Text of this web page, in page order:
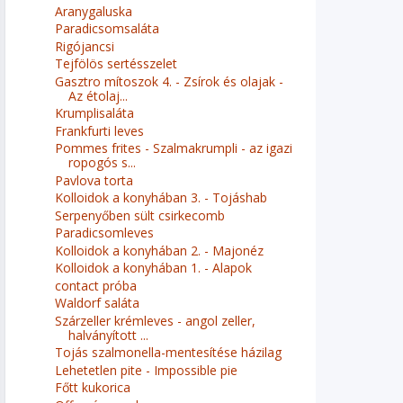
Aranygaluska
Paradicsomsaláta
Rigójancsi
Tejfölös sertésszelet
Gasztro mítoszok 4. - Zsírok és olajak -
Az étolaj...
Krumplisaláta
Frankfurti leves
Pommes frites - Szalmakrumpli - az igazi
ropogós s...
Pavlova torta
Kolloidok a konyhában 3. - Tojáshab
Serpenyőben sült csirkecomb
Paradicsomleves
Kolloidok a konyhában 2. - Majonéz
Kolloidok a konyhában 1. - Alapok
contact próba
Waldorf saláta
Szárzeller krémleves - angol zeller,
halványított ...
Tojás szalmonella-mentesítése házilag
Lehetetlen pite - Impossible pie
Főtt kukorica